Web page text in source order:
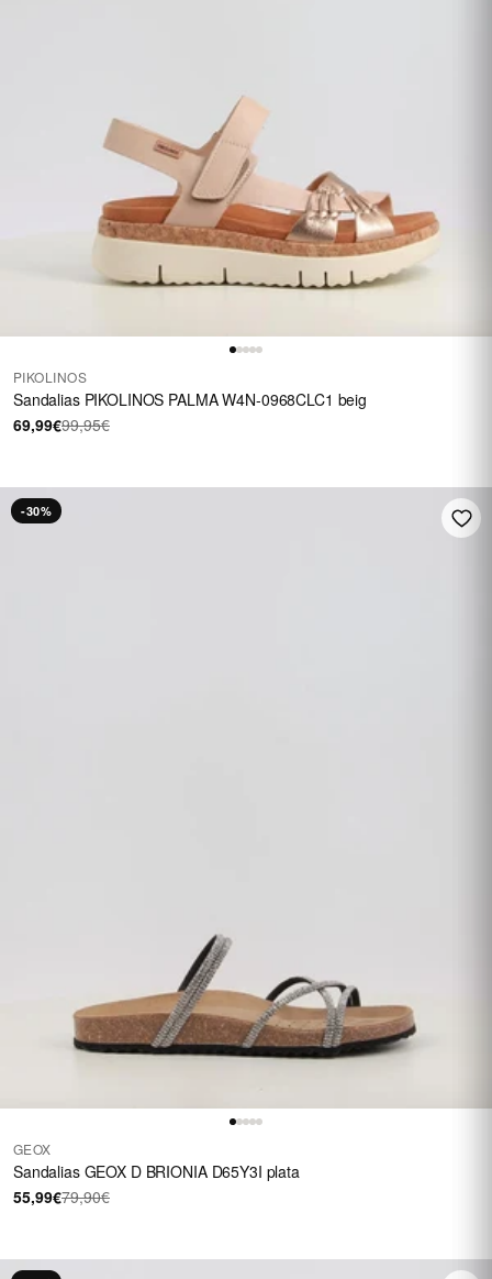
PIKOLINOS
Sandalias PIKOLINOS PALMA W4N-0968CLC1 beig
69,99€99,95€
-30%
GEOX
Sandalias GEOX D BRIONIA D65Y3I plata
55,99€79,90€